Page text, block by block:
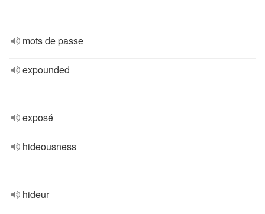
mots de passe
expounded
exposé
hideousness
hideur